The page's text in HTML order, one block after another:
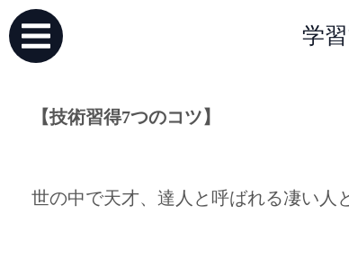
学
【技術習得7つのコツ】
世の中で天才、達人と呼ばれる凄い人